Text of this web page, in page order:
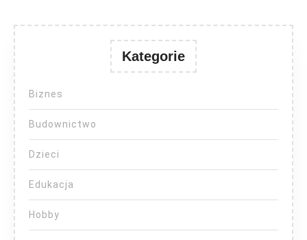
Kategorie
Biznes
Budownictwo
Dzieci
Edukacja
Hobby